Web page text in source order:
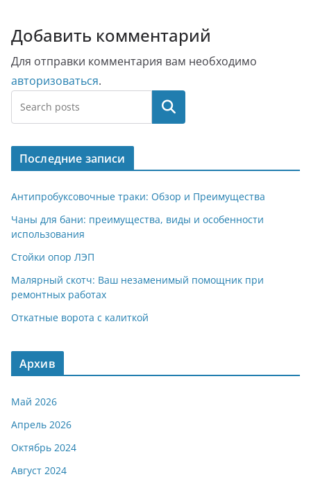
Добавить комментарий
Для отправки комментария вам необходимо
авторизоваться.
Поиск
Последние записи
Антипробуксовочные траки: Обзор и Преимущества
Чаны для бани: преимущества, виды и особенности
использования
Стойки опор ЛЭП
Малярный скотч: Ваш незаменимый помощник при
ремонтных работах
Откатные ворота с калиткой
Архив
Май 2026
Апрель 2026
Октябрь 2024
Август 2024